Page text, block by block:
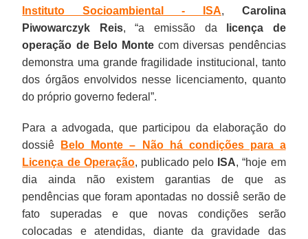
Instituto Socioambiental - ISA, Carolina
Piwowarczyk Reis, “a emissão da
licença de
operação de Belo Monte com diversas pendências
demonstra uma grande fragilidade institucional, tanto
dos órgãos envolvidos nesse licenciamento, quanto
do próprio governo federal”.
Para a advogada, que participou da elaboração do
dossiê
Belo Monte – Não há condições para a
Licença de Operação, publicado pelo ISA, “hoje em
dia ainda não existem garantias de que as
pendências que foram apontadas no dossiê serão de
fato superadas e que novas condições serão
colocadas e atendidas, diante da gravidade das